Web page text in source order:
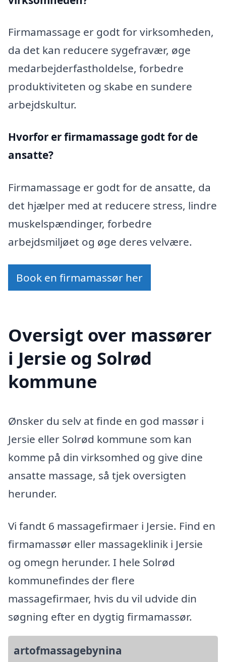
Firmamassage er godt for virksomheden,
da det kan reducere sygefravær, øge
medarbejderfastholdelse, forbedre
produktiviteten og skabe en sundere
arbejdskultur.
Hvorfor er firmamassage godt for de
ansatte?
Firmamassage er godt for de ansatte, da
det hjælper med at reducere stress, lindre
muskelspændinger, forbedre
arbejdsmiljøet og øge deres velvære.
Book en firmamassør her
Oversigt over massører
i Jersie og Solrød
kommune
Ønsker du selv at finde en god massør i
Jersie eller Solrød kommune som kan
komme på din virksomhed og give dine
ansatte massage, så tjek oversigten
herunder.
Vi fandt 6 massagefirmaer i Jersie. Find en
firmamassør eller massageklinik i Jersie
og omegn herunder. I hele Solrød
kommunefindes der flere
massagefirmaer, hvis du vil udvide din
søgning efter en dygtig firmamassør.
artofmassagebynina